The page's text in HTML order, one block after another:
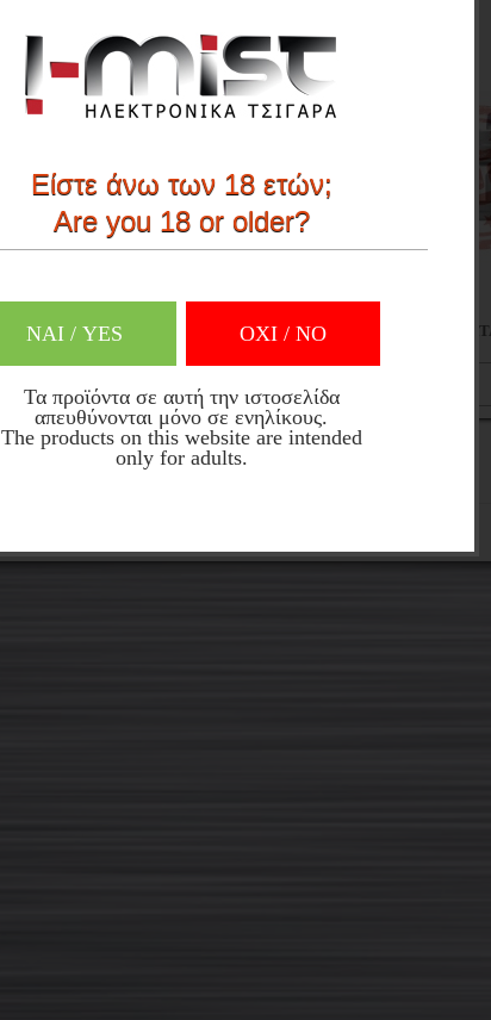
Innokin Ares 2 RTA 4ml
36,90€
Wotofo Profile M
Είστε άνω των 18 ετών;
Are you 18 or older?
ΝΑΙ / YES OXI / ΝΟ
Τα προϊόντα σε αυτή την ιστοσελίδα
απευθύνονται μόνο σε ενηλίκους.
The products on this website are intended
only for adults.